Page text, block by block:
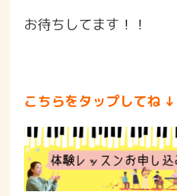
お待ちしてます！！
こちらをタップしてね